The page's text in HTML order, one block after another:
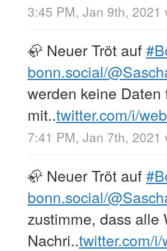
3:45 PM, Jan 9th, 2021
🦣 Neuer Tröt auf
bonn.social/
werden keine Daten
mit..twitter.com/i/
7:41 PM, Jan 7th, 2021
🦣 Neuer Tröt auf
bonn.social/
zustimme, dass alle
Nachri..twitter.com/